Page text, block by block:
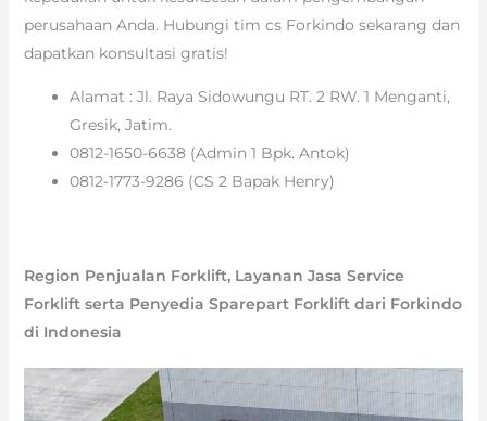
perusahaan Anda. Hubungi tim cs Forkindo sekarang dan
dapatkan konsultasi gratis!
Alamat : Jl. Raya Sidowungu RT. 2 RW. 1 Menganti,
Gresik, Jatim.
0812-1650-6638 (Admin 1 Bpk. Antok)
0812-1773-9286 (CS 2 Bapak Henry)
Region Penjualan Forklift, Layanan Jasa Service
Forklift serta Penyedia Sparepart Forklift dari Forkindo
di Indonesia